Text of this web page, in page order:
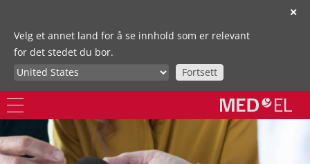
✕
Velg et annet land for å se innhold som er relevant
for det stedet du bor.
Fortsett